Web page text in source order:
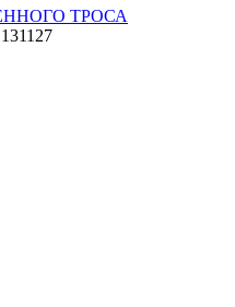
ТРОСА